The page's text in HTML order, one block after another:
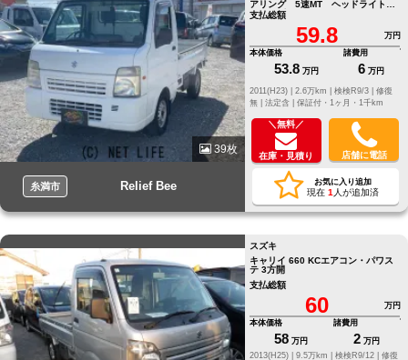
39枚
糸満市 Relief Bee
アリング 5速MT ヘッドライトレ
ベライザー スペアタイヤ
支払総額
59.8
万円
本体価格
53.8 万円
諸費用
6 万円
修復
無 | 法定含 | 保証付・1ヶ月・1千km
＼無料／
在庫・見積り 店舗に電話
お気に入り追加
現在 1 人が追加済
スズキ
キャリイ 660 KCエアコン・パワス
テ 3方開
支払総額
60
万円
本体価格
58 万円
諸費用
2 万円
2013(H25) |
9.5万km | 検検R9/12 | 修復